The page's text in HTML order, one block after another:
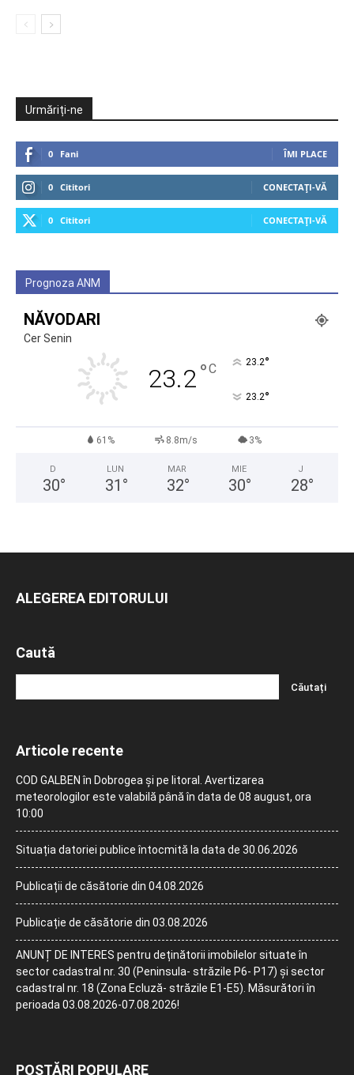
Urmăriți-ne
0 Fani ÎMI PLACE
0 Cititori CONECTAȚI-VĂ
0 Cititori CONECTAȚI-VĂ
Prognoza ANM
NĂVODARI
Cer Senin
23.2°C 23.2°
23.2°
61% 8.8m/s 3%
D
30°
LUN
31 °
MAR
32°
MIE
30°
J
28°
ALEGEREA EDITORULUI
Caută
Articole recente
COD GALBEN în Dobrogea și pe litoral. Avertizarea
meteorologilor este valabilă până în data de 08 august, ora
10:00
Situația datoriei publice întocmită la data de 30.06.2026
Publicații de căsătorie din 04.08.2026
Publicație de căsătorie din 03.08.2026
ANUNȚ DE INTERES pentru deținătorii imobilelor situate în
sector cadastral nr. 30 (Peninsula- străzile P6- P17) și sector
cadastral nr. 18 (Zona Ecluză- străzile E1-E5). Măsurători în
perioada 03.08.2026-07.08.2026!
POSTĂRI POPULARE